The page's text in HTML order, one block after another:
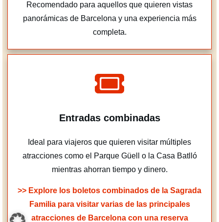
Recomendado para aquellos que quieren vistas
panorámicas de Barcelona y una experiencia más
completa.
Entradas combinadas
Ideal para viajeros que quieren visitar múltiples
atracciones como el Parque Güell o la Casa Batlló
mientras ahorran tiempo y dinero.
>> Explore los boletos combinados de la Sagrada
Familia para visitar varias de las principales
atracciones de Barcelona con una reserva